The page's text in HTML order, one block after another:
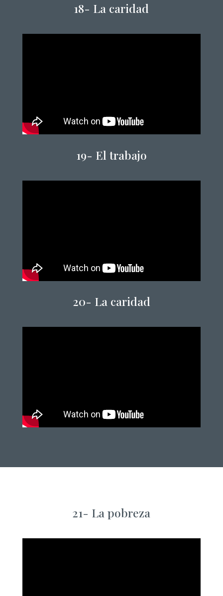
18- La caridad
19- El trabajo
20- La caridad
21- La pobreza